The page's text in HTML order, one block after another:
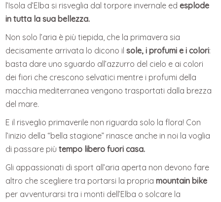
l’Isola d’Elba si risveglia dal torpore invernale edesplode
in tutta la sua bellezza.
Non solo l’aria è più tiepida, che la primavera sia
decisamente arrivata lo dicono il sole, i profumi e i colori:
basta dare uno sguardo all’azzurro del cielo e ai colori
dei fiori che crescono selvatici mentre i profumi della
macchia mediterranea vengono trasportati dalla brezza
del mare.
E il risveglio primaverile non riguarda solo la flora! Con
l’inizio della “bella stagione” rinasce anche in noi la voglia
di passare piùtempo libero fuori casa.
Gli appassionati di sport all’aria aperta non devono fare
altro che scegliere tra portarsi la propriamountain bike
per avventurarsi tra i monti dell’Elba o solcare la